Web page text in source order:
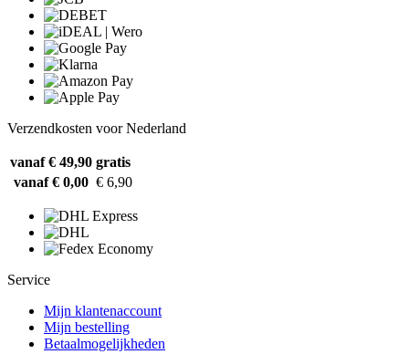
Verzendkosten voor Nederland
vanaf € 49,90 gratis
vanaf € 0,00 € 6,90
Service
Mijn klantenaccount
Mijn bestelling
Betaalmogelijkheden